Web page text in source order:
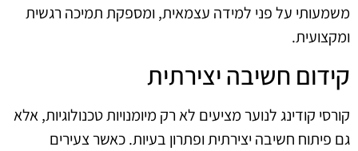
משמעותי על פני למידה עצמאית, ומספקת תמיכה רגשית
ומקצועית.
קידום חשיבה יצירתית
קורסי קודינג לנוער מציעים לא רק מיומנויות טכנולוגיות, אלא
גם פיתוח חשיבה יצירתית ופתרון בעיות. כאשר צעירים